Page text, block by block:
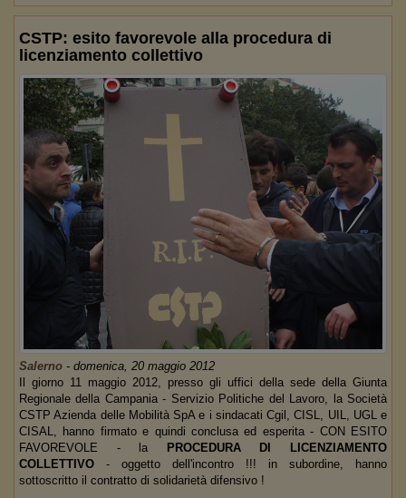
CSTP: esito favorevole alla procedura di
licenziamento collettivo
Salerno - domenica, 20 maggio 2012
Il giorno 11 maggio 2012, presso gli uffici della sede della Giunta
Regionale della Campania - Servizio Politiche del Lavoro, la Società
CSTP Azienda delle Mobilità SpA e i sindacati Cgil, CISL, UIL, UGL e
CISAL, hanno firmato e quindi conclusa ed esperita - CON ESITO
FAVOREVOLE - la
PROCEDURA DI LICENZIAMENTO
COLLETTIVO - oggetto dell'incontro !!! in subordine, hanno
sottoscritto il contratto di solidarietà difensivo !